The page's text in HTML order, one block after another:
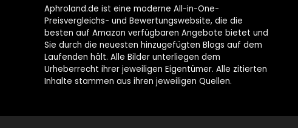
Fisch Geflügel
Nüsse
Aphroland.de ist eine moderne All-in-One-
Preisvergleichs- und Bewertungswebsite, die die
besten auf Amazon verfügbaren Angebote bietet und
Sie durch die neuesten hinzugefügten Blogs auf dem
Laufenden hält. Alle Bilder unterliegen dem
Urheberrecht ihrer jeweiligen Eigentümer. Alle zitierten
Inhalte stammen aus ihren jeweiligen Quellen.